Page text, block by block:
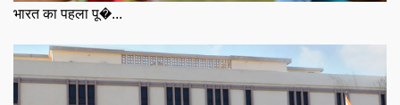
भारत का पहला पू�...